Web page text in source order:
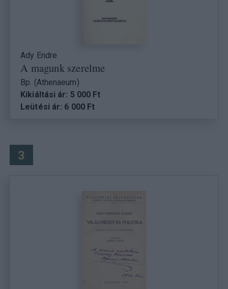
Ady Endre
A magunk szerelme
Bp. (Athenaeum)
Kikiáltási ár: 5 000 Ft
Leütési ár: 6 000 Ft
3